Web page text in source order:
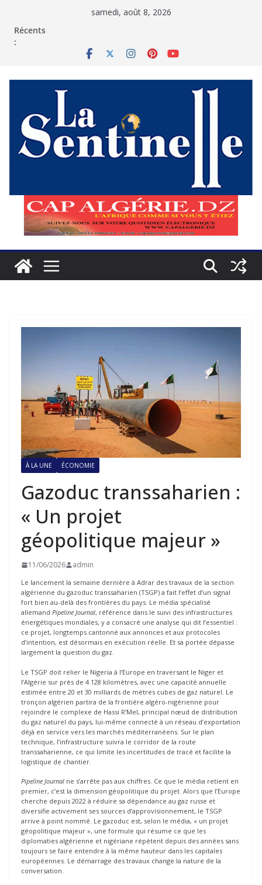
samedi, août 8, 2026
Récents
:
À LA UNE ÉCONOMIE
Gazoduc transsaharien :
« Un projet
géopolitique majeur »
11/06/2026 admin
Le lancement la semaine dernière à Adrar des travaux de la section
algérienne du gazoduc transsaharien (TSGP) a fait l’effet d’un signal
fort bien au-delà des frontières du pays. Le média spécialisé
allemand Pipeline Journal, référence dans le suivi des infrastructures
énergétiques mondiales, y a consacré une analyse qui dit l’essentiel :
ce projet, longtemps cantonné aux annonces et aux protocoles
d’intention, est désormais en exécution réelle. Et sa portée dépasse
largement la question du gaz.
Le TSGP doit relier le Nigeria à l’Europe en traversant le Niger et
l’Algérie sur près de 4 128 kilomètres, avec une capacité annuelle
estimée entre 20 et 30 milliards de mètres cubes de gaz naturel. Le
tronçon algérien partira de la frontière algéro-nigérienne pour
rejoindre le complexe de Hassi R’Mel, principal nœud de distribution
du gaz naturel du pays, lui-même connecté à un réseau d’exportation
déjà en service vers les marchés méditerranéens. Sur le plan
technique, l’infrastructure suivra le corridor de la route
transsaharienne, ce qui limite les incertitudes de tracé et facilite la
logistique de chantier.
Pipeline Journal ne s’arrête pas aux chiffres. Ce que le média retient en
premier, c’est la dimension géopolitique du projet. Alors que l’Europe
cherche depuis 2022 à réduire sa dépendance au gaz russe et
diversifie activement ses sources d’approvisionnement, le TSGP
arrive à point nommé. Le gazoduc est, selon le média, « un projet
géopolitique majeur », une formule qui résume ce que les
diplomaties algérienne et nigériane répètent depuis des années sans
toujours se faire entendre à la même hauteur dans les capitales
européennes. Le démarrage des travaux change la nature de la
conversation.